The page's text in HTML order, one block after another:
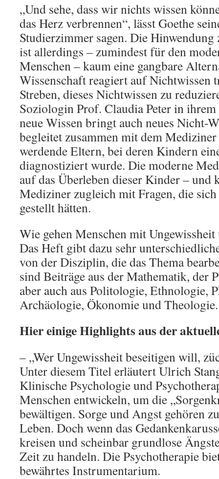
„Und sehe, dass wir nichts wissen
das Herz verbrennen“, lässt Goethe
Studierzimmer sagen. Die
ist allerdings – zumindest für den
Menschen – kaum eine gangbare
Wissenschaft reagiert auf Nichtwissen
Streben, dieses Nichtwissen zu
Soziologin Prof. Claudia Peter in
neue Wissen bringt auch neues Nicht-
begleitet zusammen mit dem
werdende Eltern, bei deren Kindern
diagnostiziert wurde. Die moderne
auf das Überleben dieser Kinder –
Mediziner zugleich mit Fragen, die
gestellt hätten.
Wie gehen Menschen mit
Das Heft gibt dazu sehr
von der Disziplin, die das Thema
sind Beiträge aus der Mathematik, der
aber auch aus Politologie, Ethnologie,
Archäologie, Ökonomie und Theologie.
Hier einige Highlights aus der
– „Wer Ungewissheit beseitigen will,
Unter diesem Titel erläutert Ulrich
Klinische Psychologie und
Menschen entwickeln, um die
bewältigen. Sorge und Angst gehören
Leben. Doch wenn das
kreisen und scheinbar grundlose
Zeit zu handeln. Die Psychotherapie
bewährtes Instrumentarium.